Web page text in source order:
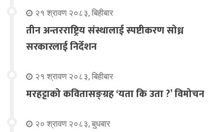
२१ श्रावण २०८३, बिहीबार
तीन अन्तरराष्ट्रिय संस्थालाई स्पष्टीकरण सोध्न
सरकारलाई निर्देशन
२१ श्रावण २०८३, बिहीबार
मरहट्टाको कवितासङ्ग्रह ‘यता कि उता ?’ विमोचन
२० श्रावण २०८३, बुधबार